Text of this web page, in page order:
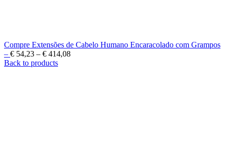
Compre Extensões de Cabelo Humano Encaracolado com Grampos
– € 54,23 – € 414,08
Back to products